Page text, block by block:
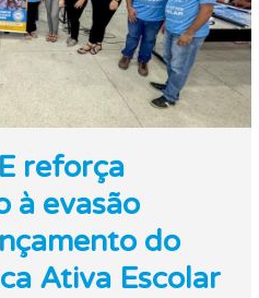
reforça
à evasão
do
Ativa Escolar